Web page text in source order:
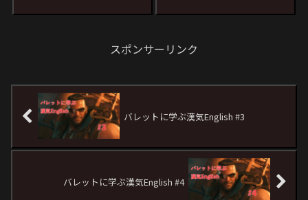
かく出会えてよかった 今回は口
スポンサーリンク
バレットに学ぶ漢気English #3
バレットに学ぶ漢気English #4